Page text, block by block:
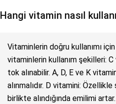
Hangi vitamin nasıl
Vitaminlerin doğru kullanımı
vitaminlerin kullanım şekilleri:
tok alınabilir. A, D, E ve K
alınmalıdır. D vitamini:
birlikte alındığında emilimi